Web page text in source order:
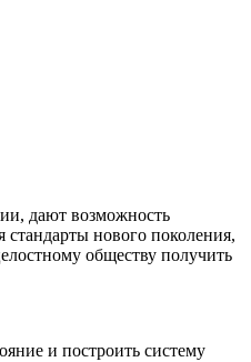
дают возможность
нового поколения,
обществу получить
и построить систему